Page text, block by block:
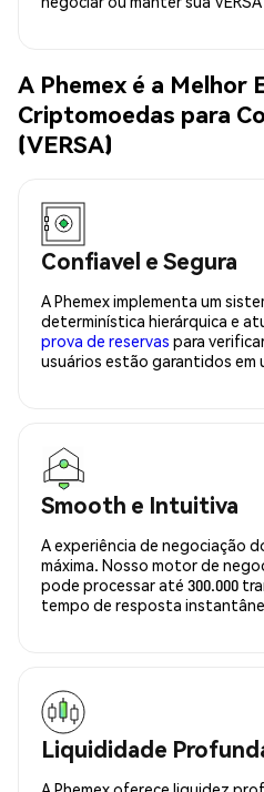
A Phemex é a Melhor
Criptomoedas para
(VERSA)
Confiavel e Segura
A Phemex implementa um
determinística hierárquica e
prova de reservas para
usuários estão garantidos em
Smooth e Intuitiva
A experiência de negociação
máxima. Nosso motor de
pode processar até 300.000
tempo de resposta
Liquididade